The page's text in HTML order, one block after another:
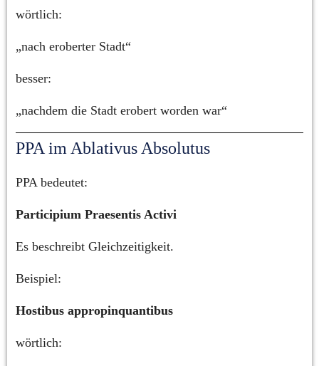
wörtlich:
„nach eroberter Stadt“
besser:
„nachdem die Stadt erobert worden war“
PPA im Ablativus Absolutus
PPA bedeutet:
Participium Praesentis Activi
Es beschreibt Gleichzeitigkeit.
Beispiel:
Hostibus appropinquantibus
wörtlich: